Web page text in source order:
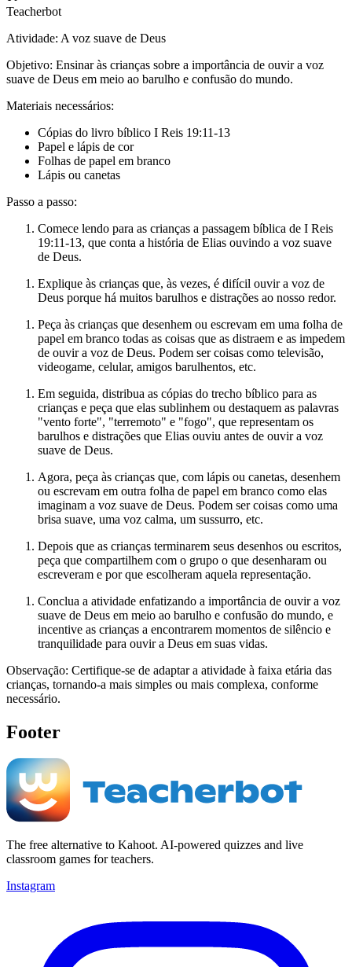
Teacherbot
Atividade: A voz suave de Deus
Objetivo: Ensinar às crianças sobre a importância de ouvir a voz
suave de Deus em meio ao barulho e confusão do mundo.
Materiais necessários:
Cópias do livro bíblico I Reis 19:11-13
Papel e lápis de cor
Folhas de papel em branco
Lápis ou canetas
Passo a passo:
Comece lendo para as crianças a passagem bíblica de I Reis
19:11-13, que conta a história de Elias ouvindo a voz suave
de Deus.
Explique às crianças que, às vezes, é difícil ouvir a voz de
Deus porque há muitos barulhos e distrações ao nosso redor.
Peça às crianças que desenhem ou escrevam em uma folha de
papel em branco todas as coisas que as distraem e as impedem
de ouvir a voz de Deus. Podem ser coisas como televisão,
videogame, celular, amigos barulhentos, etc.
Em seguida, distribua as cópias do trecho bíblico para as
crianças e peça que elas sublinhem ou destaquem as palavras
"vento forte", "terremoto" e "fogo", que representam os
barulhos e distrações que Elias ouviu antes de ouvir a voz
suave de Deus.
Agora, peça às crianças que, com lápis ou canetas, desenhem
ou escrevam em outra folha de papel em branco como elas
imaginam a voz suave de Deus. Podem ser coisas como uma
brisa suave, uma voz calma, um sussurro, etc.
Depois que as crianças terminarem seus desenhos ou escritos,
peça que compartilhem com o grupo o que desenharam ou
escreveram e por que escolheram aquela representação.
Conclua a atividade enfatizando a importância de ouvir a voz
suave de Deus em meio ao barulho e confusão do mundo, e
incentive as crianças a encontrarem momentos de silêncio e
tranquilidade para ouvir a Deus em suas vidas.
Observação: Certifique-se de adaptar a atividade à faixa etária das
crianças, tornando-a mais simples ou mais complexa, conforme
necessário.
Footer
The free alternative to Kahoot. AI-powered quizzes and live
classroom games for teachers.
Instagram